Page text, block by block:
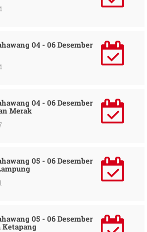
04 - 06 Desember
04 - 06 Desember
Merak
05 - 06 Desember
05 - 06 Desember
Ketapang